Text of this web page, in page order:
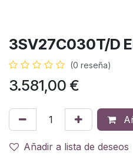
3SV27C030T/D
(0 reseña)
3.581,00 €
Añadir a lista de deseos